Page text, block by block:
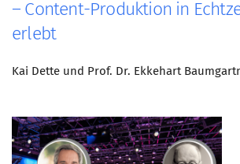
– Content-Produktion in
erlebt
Kai Dette und Prof. Dr. Ekkehart